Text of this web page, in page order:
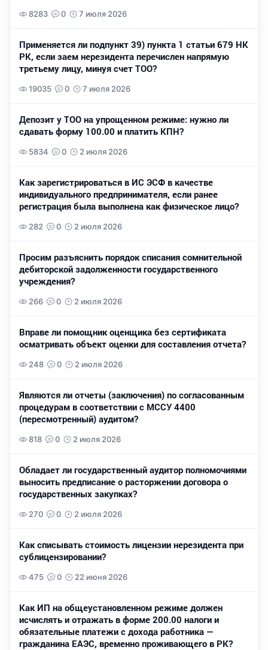
8283 0 7 июля 2026
Применяется ли подпункт 39) пункта 1 статьи 679 НК
РК, если заем нерезидента перечислен напрямую
третьему лицу, минуя счет ТОО?
19035 0 7 июля 2026
Депозит у ТОО на упрощенном режиме: нужно ли
сдавать форму 100.00 и платить КПН?
5834 0 2 июля 2026
Как зарегистрироваться в ИС ЭСФ в качестве
индивидуального предпринимателя, если ранее
регистрация была выполнена как физическое лицо?
282 0 2 июля 2026
Просим разъяснить порядок списания сомнительной
дебиторской задолженности государственного
учреждения?
266 0 2 июля 2026
Вправе ли помощник оценщика без сертификата
осматривать объект оценки для составления отчета?
248 0 2 июля 2026
Являются ли отчеты (заключения) по согласованным
процедурам в соответствии с МССУ 4400
(пересмотренный) аудитом?
818 0 2 июля 2026
Обладает ли государственный аудитор полномочиями
выносить предписание о расторжении договора о
государственных закупках?
270 0 2 июля 2026
Как списывать стоимость лицензии нерезидента при
сублицензировании?
475 0 22 июня 2026
Как ИП на общеустановленном режиме должен
исчислять и отражать в форме 200.00 налоги и
обязательные платежи с дохода работника —
гражданина ЕАЭС, временно проживающего в РК?